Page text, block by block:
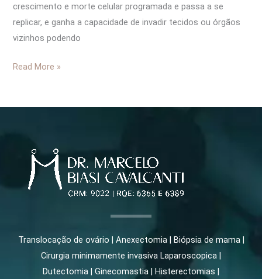
crescimento e morte celular programada e passa a se
replicar, e ganha a capacidade de invadir tecidos ou órgãos
vizinhos podendo
Read More »
Translocação de ovário | Anexectomia | Biópsia de mama |
Cirurgia minimamente invasiva Laparoscopica |
Dutectomia | Ginecomastia | Histerectomias |